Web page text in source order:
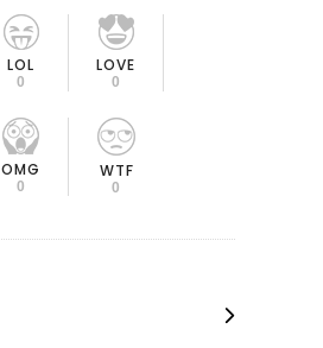
LOL
0
LOVE
0
OMG
0
WTF
0